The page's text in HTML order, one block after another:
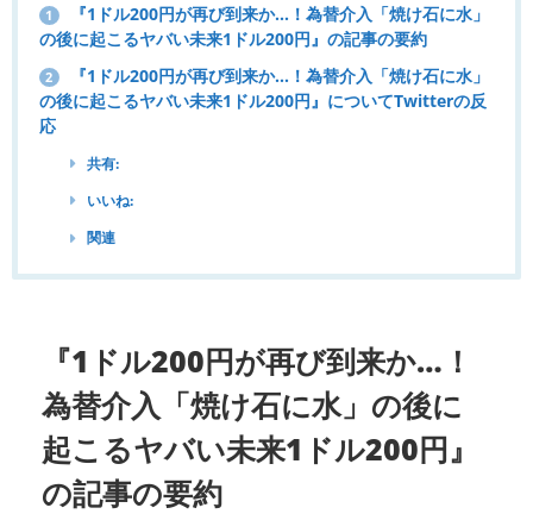
1
『1ドル200円が再び到来か…！為替介入「焼け石に水」
の後に起こるヤバい未来1ドル200円』の記事の要約
2
『1ドル200円が再び到来か…！為替介入「焼け石に水」
の後に起こるヤバい未来1ドル200円』についてTwitterの反
応
共有:
いいね:
関連
『1ドル200円が再び到来か…！
為替介入「焼け石に水」の後に
起こるヤバい未来1ドル200円』
の記事の要約